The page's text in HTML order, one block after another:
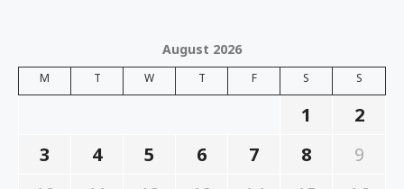
August 2026
M T W T F S S
1
2
3
4 5 6 7 8
9